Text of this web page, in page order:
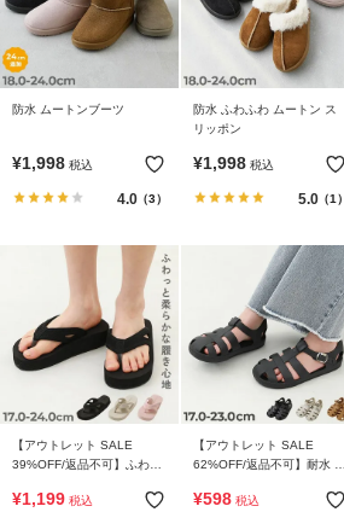
防水 ムートンブーツ
¥1,998 税込
4.0（3）
防水 ふわふわ ムートン ス
リッポン
¥1,998 税込
5.0（1）
【アウトレット SALE
39%OFF/返品不可】ふわも
サンダル
¥1,199 税込
【アウトレット SALE
62%OFF/返品不可】耐水 グ
ンソール付き)
¥598 税込